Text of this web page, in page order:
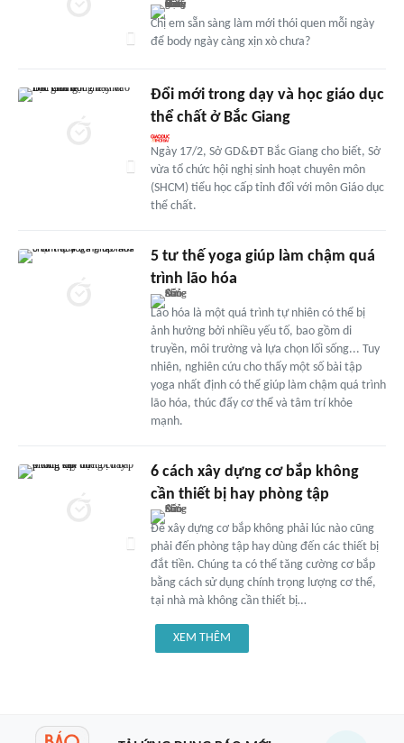
Chị em sẵn sàng làm mới thói quen mỗi ngày
để body ngày càng xịn xò chưa?
Đổi mới trong dạy và học giáo dục
thể chất ở Bắc Giang
Ngày 17/2, Sở GD&ĐT Bắc Giang cho biết, Sở
vừa tổ chức hội nghị sinh hoạt chuyên môn
(SHCM) tiểu học cấp tỉnh đối với môn Giáo dục
thể chất.
5 tư thế yoga giúp làm chậm quá
trình lão hóa
Lão hóa là một quá trình tự nhiên có thể bị
ảnh hưởng bởi nhiều yếu tố, bao gồm di
truyền, môi trường và lựa chọn lối sống... Tuy
nhiên, nghiên cứu cho thấy một số bài tập
yoga nhất định có thể giúp làm chậm quá trình
lão hóa, thúc đẩy cơ thể và tâm trí khỏe
mạnh.
6 cách xây dựng cơ bắp không
cần thiết bị hay phòng tập
Để xây dựng cơ bắp không phải lúc nào cũng
phải đến phòng tập hay dùng đến các thiết bị
đắt tiền. Chúng ta có thể tăng cường cơ bắp
bằng cách sử dụng chính trọng lượng cơ thể,
tại nhà mà không cần thiết bị…
XEM THÊM